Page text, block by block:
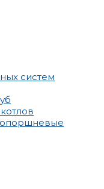
систем